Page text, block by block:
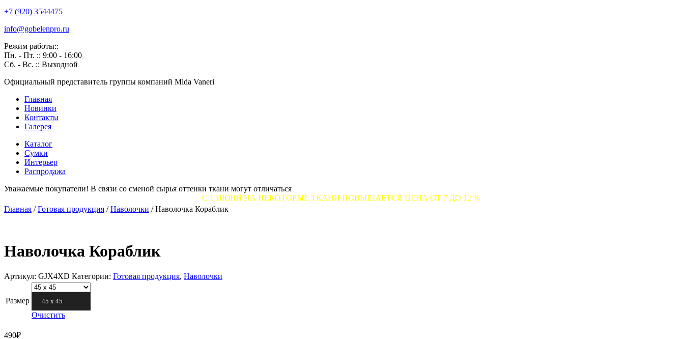
+7 (920) 3544475
info@gobelenpro.ru
Режим работы::
Пн. - Пт. :: 9:00 - 16:00
Сб. - Вс. :: Выходной
Официальный представитель группы компаний Mida Vaneri
Главная
Новинки
Контакты
Галерея
Каталог
Сумки
Интерьер
Распродажа
Уважаемые покупатели! В связи со сменой сырья оттенки ткани могут отличаться
С 1 ИЮНЯ НА НЕКОТОРЫЕ ТКАНИ ПОВЫШАЕТСЯ ЦЕНА ОТ 7 ДО 12 %
Главная /Готовая продукция /Наволочки /Наволочка Кораблик
Наволочка Кораблик
Артикул: GJX4XD Категории: Готовая продукция, Наволочки
Размер 45 х 45
Очистить
490₽